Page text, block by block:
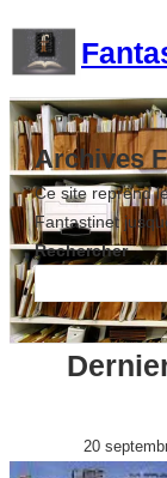
contenu
Archives
Ce site reprend
Fantastinet
Rechercher
20